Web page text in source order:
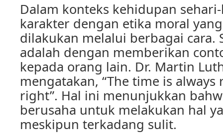
Dalam konteks kehidupan
karakter dengan etika moral
dilakukan melalui berbagai cara.
adalah dengan memberikan
kepada orang lain. Dr. Martin
mengatakan, “The time is
right”. Hal ini menunjukkan
berusaha untuk melakukan hal
meskipun terkadang sulit.